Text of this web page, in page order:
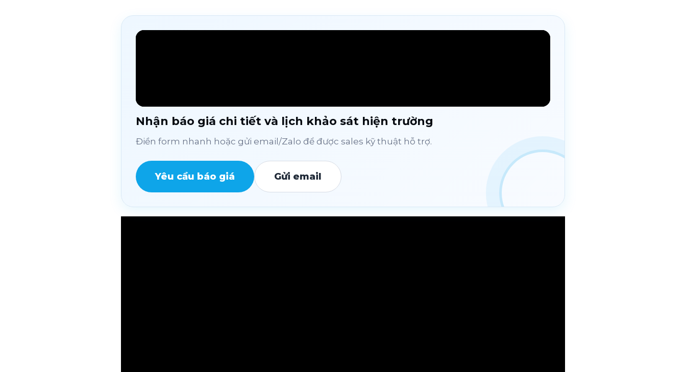
Nhận báo giá chi tiết và lịch khảo sát hiện trường
Điền form nhanh hoặc gửi email/Zalo để được sales kỹ thuật hỗ trợ.
Yêu cầu báo giá Gửi email